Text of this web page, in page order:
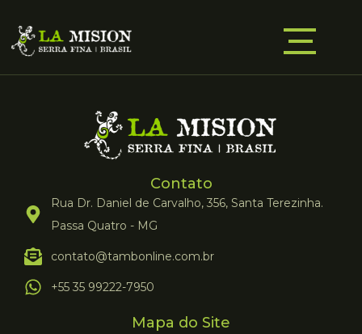
Contato
Rua Dr. Daniel de Carvalho, 356, Santa Terezinha.
Passa Quatro - MG
contato@tambonline.com.br
+55 35 99222-7950
Mapa do Site